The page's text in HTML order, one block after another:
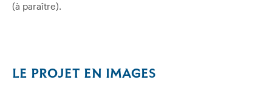
(à paraître).
LE PROJET EN IMAGES